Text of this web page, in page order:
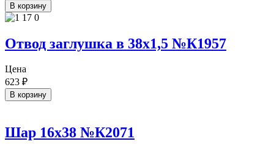
В корзину
Отвод заглушка в 38х1,5 №К1957
Цена
623 ₽
В корзину
Шар 16х38 №К2071